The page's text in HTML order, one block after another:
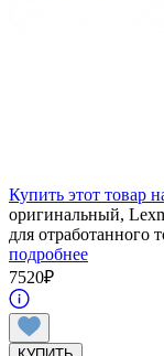
Купить этот товар
оригинальный,
для отработанного
подробнее
7520₽